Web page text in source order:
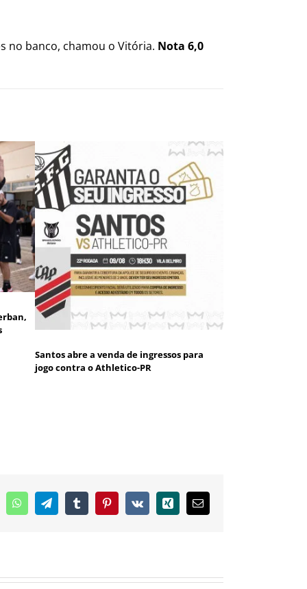
no banco, chamou o Vitória. Nota 6,0
Santos abre a venda de ingressos para
jogo contra o Athletico-PR
WhatsAppTelegramTumblr PinterestVk Xing
E-
mail